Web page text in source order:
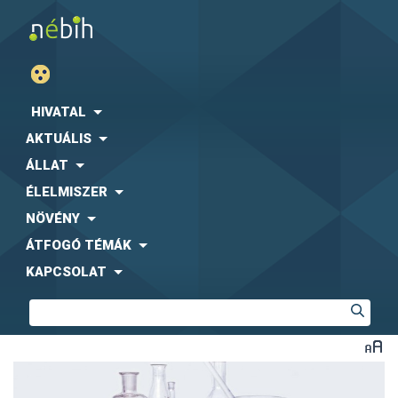
HIVATAL
AKTUÁLIS
ÁLLAT
ÉLELMISZER
NÖVÉNY
ÁTFOGÓ TÉMÁK
KAPCSOLAT